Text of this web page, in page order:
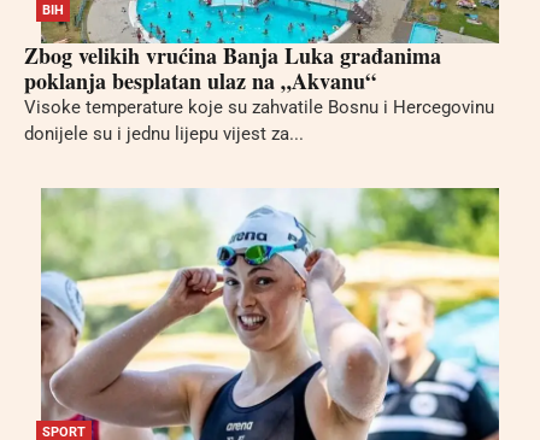
BIH
Zbog velikih vrućina Banja Luka građanima
poklanja besplatan ulaz na „Akvanu“
Visoke temperature koje su zahvatile Bosnu i Hercegovinu
donijele su i jednu lijepu vijest za...
SPORT